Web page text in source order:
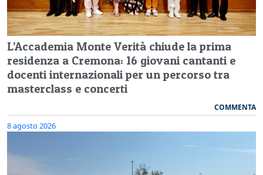
L’Accademia Monte Verità chiude la prima
residenza a Cremona: 16 giovani cantanti e
docenti internazionali per un percorso tra
masterclass e concerti
COMMENTA
8 agosto 2026